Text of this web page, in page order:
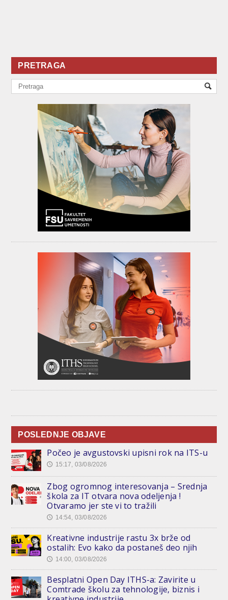
PRETRAGA
POSLEDNJE OBJAVE
Počeo je avgustovski upisni rok na ITS-u
🕔 15:17, 03/08/2026
Zbog ogromnog interesovanja – Srednja
škola za IT otvara nova odeljenja !
Otvaramo jer ste vi to tražili
🕔 14:54, 03/08/2026
Kreativne industrije rastu 3x brže od
ostalih: Evo kako da postaneš deo njih
🕔 14:00, 03/08/2026
Besplatni Open Day ITHS-a: Zavirite u
Comtrade školu za tehnologije, biznis i